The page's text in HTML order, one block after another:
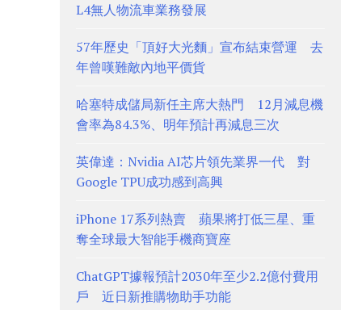
L4無人物流車業務發展
57年歷史「頂好大光麵」宣布結束營運 去
年曾嘆難敵內地平價貨
哈塞特成儲局新任主席大熱門 12月減息機
會率為84.3%、明年預計再減息三次
英偉達：Nvidia AI芯片領先業界一代 對
Google TPU成功感到高興
iPhone 17系列熱賣 蘋果將打低三星、重
奪全球最大智能手機商寶座
ChatGPT據報預計2030年至少2.2億付費用
戶 近日新推購物助手功能